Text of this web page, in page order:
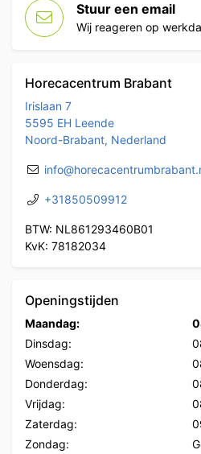
Stuur een email
Wij reageren op
Horecacentrum Brabant
Irislaan 7
5595 EH Leende
Noord-Brabant, Nederland
+31850509912
BTW: NL861293460B01
KvK: 78182034
Openingstijden
Maandag:
Dinsdag:
Woensdag:
Donderdag:
Vrijdag:
Zaterdag:
Zondag: